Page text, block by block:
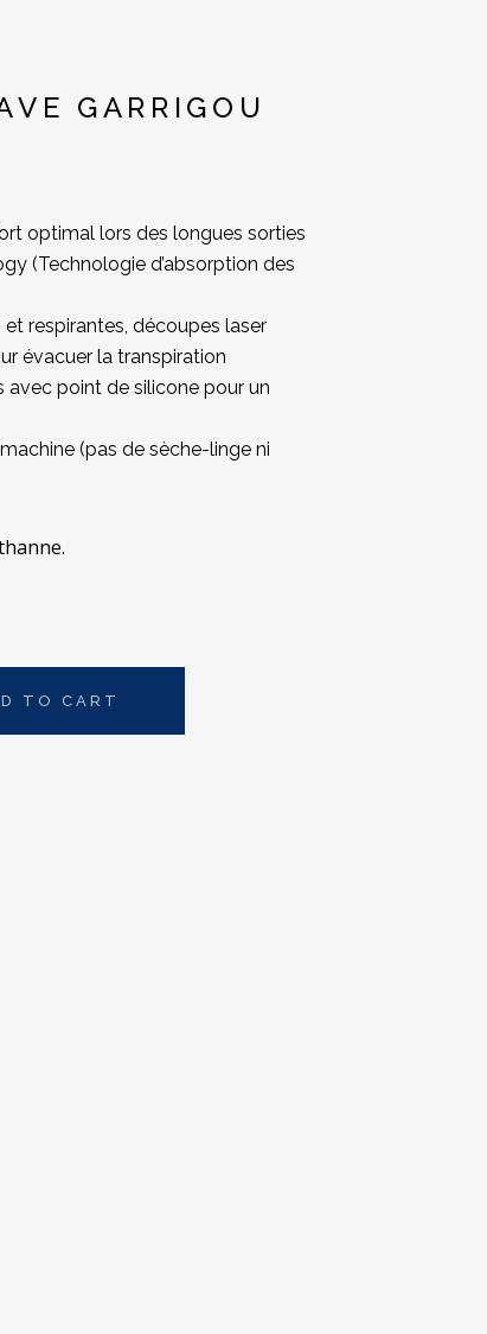
GARRIGOU
optimal lors des longues sorties
(Technologie d’absorption des
respirantes, découpes laser
évacuer la transpiration
avec point de silicone pour un
(pas de sèche-linge ni
TO CART